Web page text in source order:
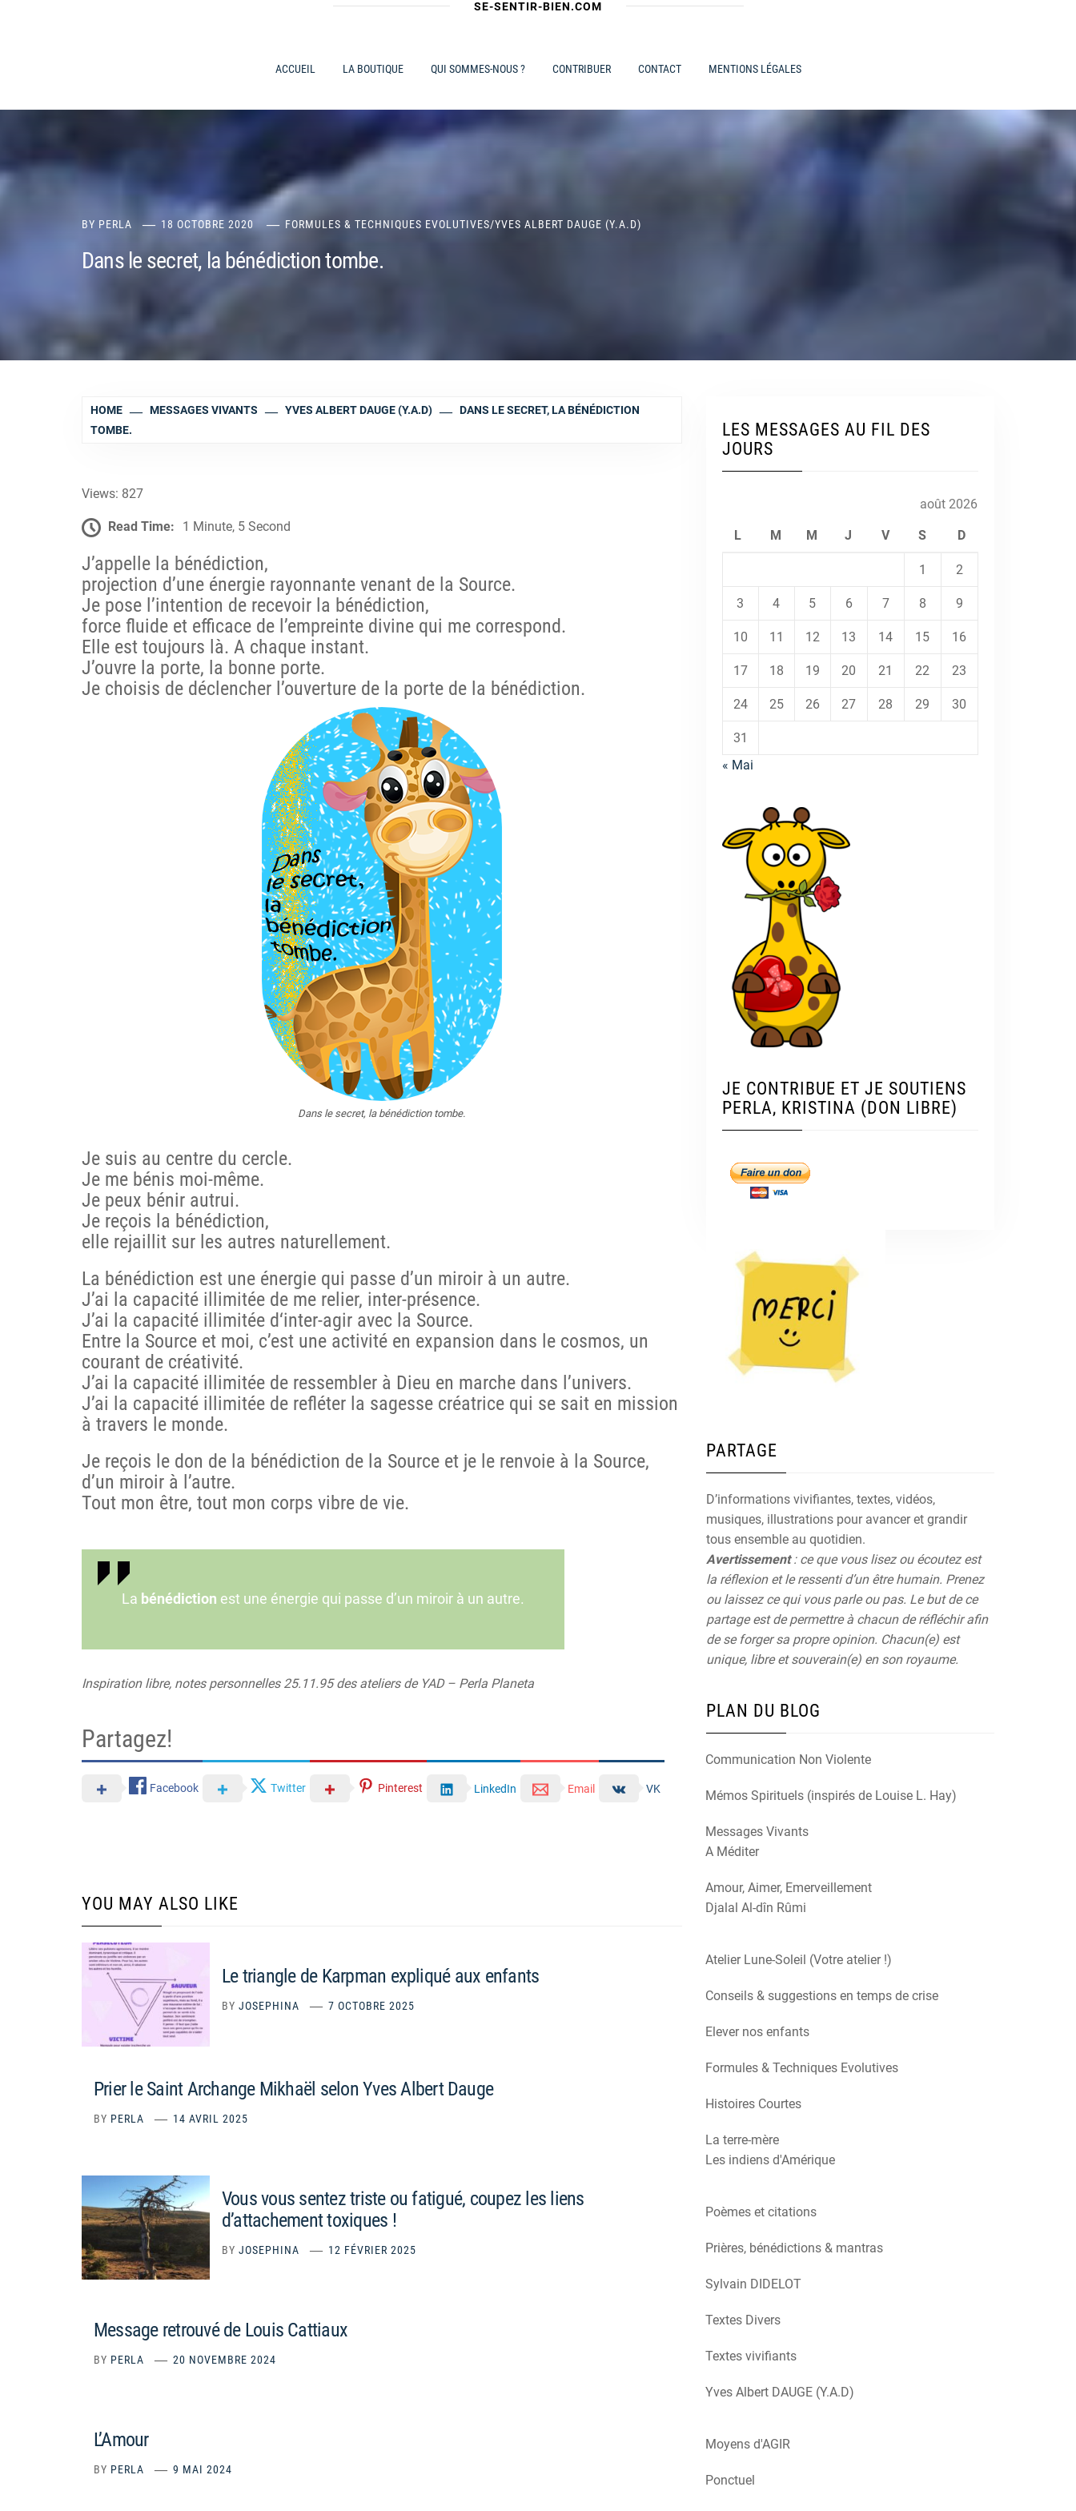
SE-SENTIR-BIEN.COM
ACCUEIL LA BOUTIQUE QUI SOMMES-NOUS ? CONTRIBUER CONTACT MENTIONS LÉGALES
BY PERLA 18 OCTOBRE 2020 FORMULES & TECHNIQUES EVOLUTIVES/YVES ALBERT DAUGE (Y.A.D)
Dans le secret, la bénédiction tombe.
HOME MESSAGES VIVANTS YVES ALBERT DAUGE (Y.A.D)
DANS LE SECRET, LA BÉNÉDICTION
TOMBE.
Views: 827
Read Time: 1 Minute, 5 Second
J’appelle la bénédiction,
projection d’une énergie rayonnante venant de la Source.
Je pose l’intention de recevoir la bénédiction,
force fluide et efficace de l’empreinte divine qui me correspond.
Elle est toujours là. A chaque instant.
J’ouvre la porte, la bonne porte.
Je choisis de déclencher l’ouverture de la porte de la bénédiction.
Dans le secret, la bénédiction tombe.
Je suis au centre du cercle.
Je me bénis moi-même.
Je peux bénir autrui.
Je reçois la bénédiction,
elle rejaillit sur les autres naturellement.
La bénédiction est une énergie qui passe d’un miroir à un autre.
J’ai la capacité illimitée de me relier, inter-présence.
J’ai la capacité illimitée d‘inter-agir avec la Source.
Entre la Source et moi, c’est une activité en expansion dans le cosmos, un
courant de créativité.
J’ai la capacité illimitée de ressembler à Dieu en marche dans l’univers.
J’ai la capacité illimitée de refléter la sagesse créatrice qui se sait en mission
à travers le monde.
Je reçois le don de la bénédiction de la Source et je le renvoie à la Source,
d’un miroir à l’autre.
Tout mon être, tout mon corps vibre de vie.
La bénédiction est une énergie qui passe d’un miroir à un autre.
Inspiration libre, notes personnelles 25.11.95 des ateliers de YAD – Perla Planeta
Partagez!
Facebook Twitter Pinterest LinkedIn Email VK
YOU MAY ALSO LIKE
Le triangle de Karpman expliqué aux enfants
BY JOSEPHINA 7 OCTOBRE 2025
Prier le Saint Archange Mikhaël selon Yves Albert Dauge
BY PERLA 14 AVRIL 2025
Vous vous sentez triste ou fatigué, coupez les liens
d’attachement toxiques !
BY JOSEPHINA 12 FÉVRIER 2025
Message retrouvé de Louis Cattiaux
BY PERLA 20 NOVEMBRE 2024
L’Amour
BY PERLA 9 MAI 2024
LES MESSAGES AU FIL DES
JOURS
août 2026
L M M J V S D
1 2
3 4 5 6 7 8 9
10 11 12 13 14 15 16
17 18 19 20 21 22 23
24 25 26 27 28 29 30
31
« Mai
JE CONTRIBUE ET JE SOUTIENS
PERLA, KRISTINA (DON LIBRE)
PARTAGE
D’informations vivifiantes, textes, vidéos,
musiques, illustrations pour avancer et grandir
tous ensemble au quotidien.
Avertissement: ce que vous lisez ou écoutez est
la réflexion et le ressenti d’un être humain. Prenez
ou laissez ce qui vous parle ou pas. Le but de ce
partage est de permettre à chacun de réfléchir afin
de se forger sa propre opinion. Chacun(e) est
unique, libre et souverain(e) en son royaume.
PLAN DU BLOG
Communication Non Violente
Mémos Spirituels (inspirés de Louise L. Hay)
Messages Vivants
A Méditer
Amour, Aimer, Emerveillement
Djalal Al-dîn Rûmi
Atelier Lune-Soleil (Votre atelier !)
Conseils & suggestions en temps de crise
Elever nos enfants
Formules & Techniques Evolutives
Histoires Courtes
La terre-mère
Les indiens d'Amérique
Poèmes et citations
Prières, bénédictions & mantras
Sylvain DIDELOT
Textes Divers
Textes vivifiants
Yves Albert DAUGE (Y.A.D)
Moyens d'AGIR
Ponctuel